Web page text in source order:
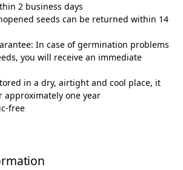
2 business days
seeds can be returned within 14
In case of germination problems
you will receive an immediate
in a dry, airtight and cool place, it
approximately one year
free